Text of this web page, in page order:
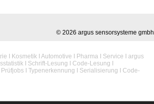
© 2026 argus sensorsysteme gmbh
I Kosmetik I Automotive I Pharma I Service I argus
I Schrift-Lesung I Code-Lesung I
I Typenerkennung I Serialisierung I Code-